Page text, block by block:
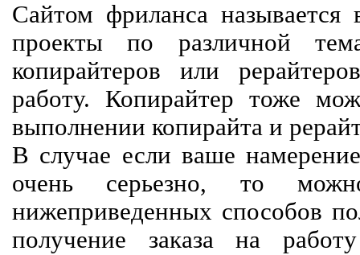
Сайтом фриланса называется
проекты по различной
копирайтеров или
работу. Копирайтер тоже
выполнении копирайта и
В случае если ваше
очень серьезно, то
нижеприведенных способов
получение заказа на